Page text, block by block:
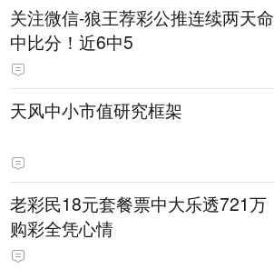
关注微信-狼王荐彩公推连续两天命
中比分！近6中5
天风中小市值研究框架
老彩民18元套餐票中大乐透721万
购彩全凭心情